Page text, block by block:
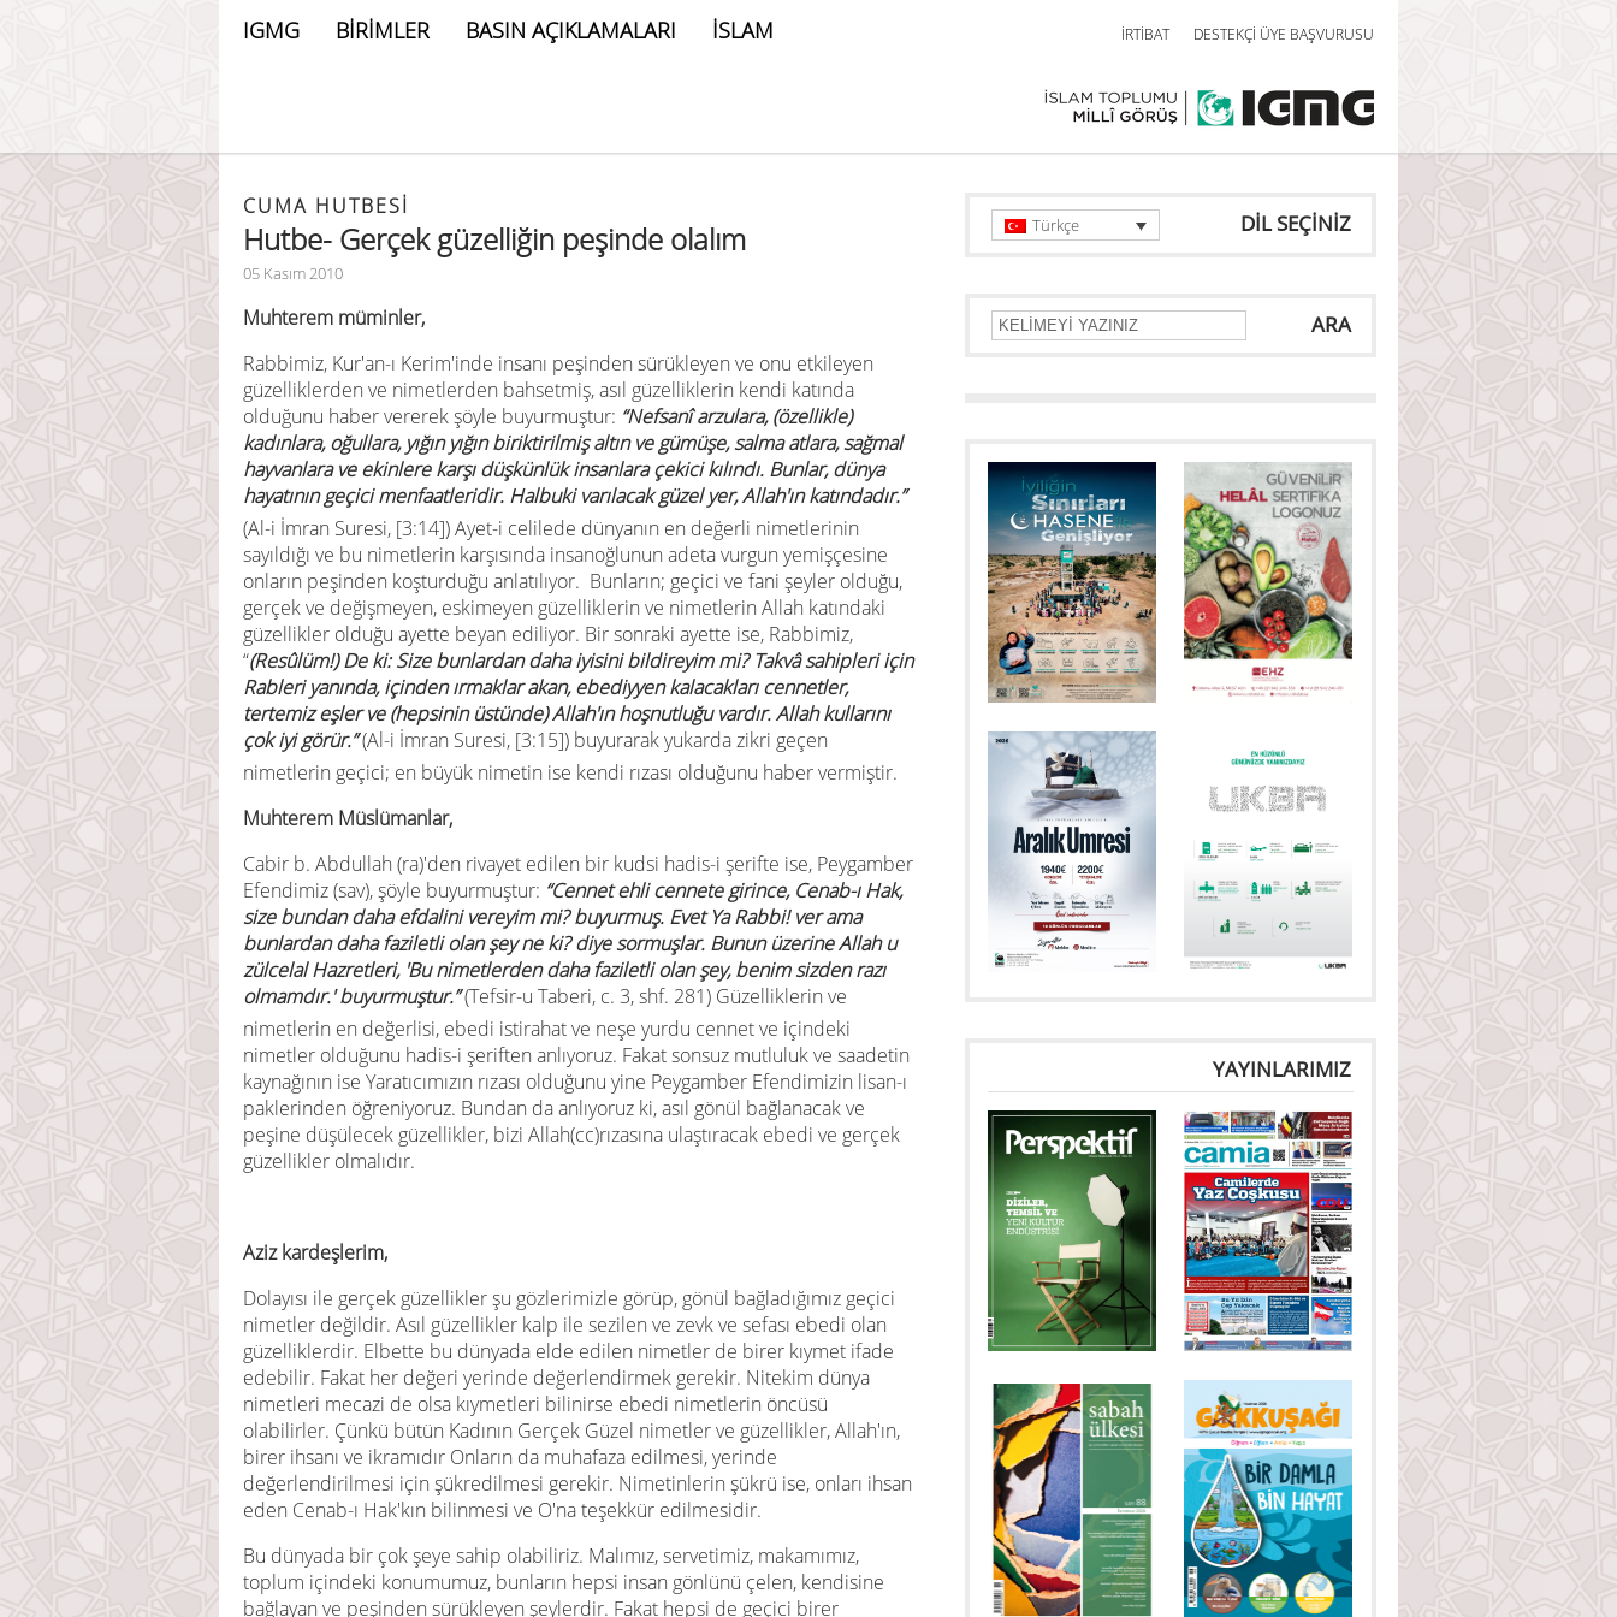
IGMG BİRİMLER BASIN AÇIKLAMALARI İSLAM İRTİBAT DESTEKÇİ ÜYE BAŞVURUSU
CUMA HUTBESİ
Hutbe- Gerçek güzelliğin peşinde olalım
05 Kasım 2010
Muhterem müminler,
Rabbimiz, Kur'an-ı Kerim'inde insanı peşinden sürükleyen ve onu etkileyen
güzelliklerden ve nimetlerden bahsetmiş, asıl güzelliklerin kendi katında
olduğunu haber vererek şöyle buyurmuştur: “Nefsanî arzulara, (özellikle)
kadınlara, oğullara, yığın yığın biriktirilmiş altın ve gümüşe, salma atlara, sağmal
hayvanlara ve ekinlere karşı düşkünlük insanlara çekici kılındı. Bunlar, dünya
hayatının geçici menfaatleridir. Halbuki varılacak güzel yer, Allah'ın katındadır.”
(Al-i İmran Suresi, [3:14])Ayet-i celilede dünyanın en değerli nimetlerinin
sayıldığı ve bu nimetlerin karşısında insanoğlunun adeta vurgun yemişçesine
onların peşinden koşturduğu anlatılıyor. Bunların; geçici ve fani şeyler olduğu,
gerçek ve değişmeyen, eskimeyen güzelliklerin ve nimetlerin Allah katındaki
güzellikler olduğu ayette beyan ediliyor. Bir sonraki ayette ise, Rabbimiz,
“(Resûlüm!) De ki: Size bunlardan daha iyisini bildireyim mi? Takvâ sahipleri için
Rableri yanında, içinden ırmaklar akan, ebediyyen kalacakları cennetler,
tertemiz eşler ve (hepsinin üstünde) Allah'ın hoşnutluğu vardır. Allah kullarını
çok iyi görür.”(Al-i İmran Suresi, [3:15]) buyurarak yukarda zikri geçen
nimetlerin geçici; en büyük nimetin ise kendi rızası olduğunu haber vermiştir.
Muhterem Müslümanlar,
Cabir b. Abdullah (ra)'den rivayet edilen bir kudsi hadis-i şerifte ise, Peygamber
Efendimiz (sav), şöyle buyurmuştur: “Cennet ehli cennete girince, Cenab-ı Hak,
size bundan daha efdalini vereyim mi? buyurmuş. Evet Ya Rabbi! ver ama
bunlardan daha faziletli olan şey ne ki? diye sormuşlar. Bunun üzerine Allah u
zülcelal Hazretleri, 'Bu nimetlerden daha faziletli olan şey, benim sizden razı
olmamdır.' buyurmuştur.”(Tefsir-u Taberi, c. 3, shf. 281) Güzelliklerin ve
nimetlerin en değerlisi, ebedi istirahat ve neşe yurdu cennet ve içindeki
nimetler olduğunu hadis-i şeriften anlıyoruz. Fakat sonsuz mutluluk ve saadetin
kaynağının ise Yaratıcımızın rızası olduğunu yine Peygamber Efendimizin lisan-ı
paklerinden öğreniyoruz. Bundan da anlıyoruz ki, asıl gönül bağlanacak ve
peşine düşülecek güzellikler, bizi Allah(cc)rızasına ulaştıracak ebedi ve gerçek
güzellikler olmalıdır.
Aziz kardeşlerim,
Dolayısı ile gerçek güzellikler şu gözlerimizle görüp, gönül bağladığımız geçici
nimetler değildir. Asıl güzellikler kalp ile sezilen ve zevk ve sefası ebedi olan
güzelliklerdir. Elbette bu dünyada elde edilen nimetler de birer kıymet ifade
edebilir. Fakat her değeri yerinde değerlendirmek gerekir. Nitekim dünya
nimetleri mecazi de olsa kıymetleri bilinirse ebedi nimetlerin öncüsü
olabilirler. Çünkü bütün Kadının Gerçek Güzel nimetler ve güzellikler, Allah'ın,
birer ihsanı ve ikramıdır Onların da muhafaza edilmesi, yerinde
değerlendirilmesi için şükredilmesi gerekir. Nimetinlerin şükrü ise, onları ihsan
eden Cenab-ı Hak'kın bilinmesi ve O'na teşekkür edilmesidir.
Bu dünyada bir çok şeye sahip olabiliriz. Malımız, servetimiz, makamımız,
toplum içindeki konumumuz, bunların hepsi insan gönlünü çelen, kendisine
bağlayan ve peşinden sürükleyen şeylerdir. Fakat hepsi de geçici birer
DİL SEÇİNİZ
Türkçe
ARA
YAYINLARIMIZ